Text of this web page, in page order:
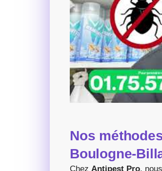
Nos
Boulogne-
Chez Antipest Pro,